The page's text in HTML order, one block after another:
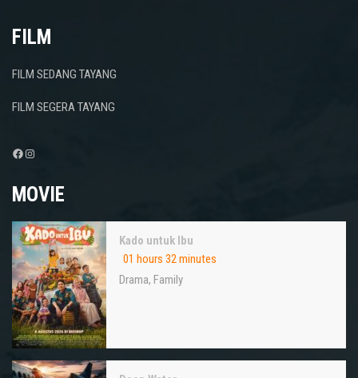
FILM
FILM SEDANG TAYANG
FILM SEGERA TAYANG
Facebook
Instagram
MOVIE
Kado untuk Ibu
01 hours 32 minutes
Drama, Family